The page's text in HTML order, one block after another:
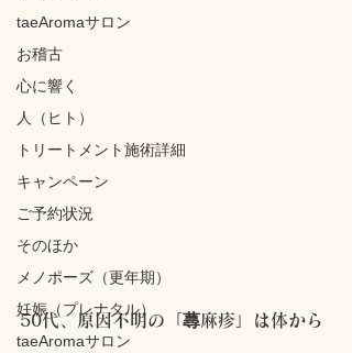
taeAromaサロン
お稽古
心に響く
人（ヒト）
トリートメント施術詳細
キャンペーン
ご予約状況
そのほか
メノポーズ（更年期）
妊娠（プレナタル）
taeAromaサロン
50代、原因不明の「蕁麻疹」は体から